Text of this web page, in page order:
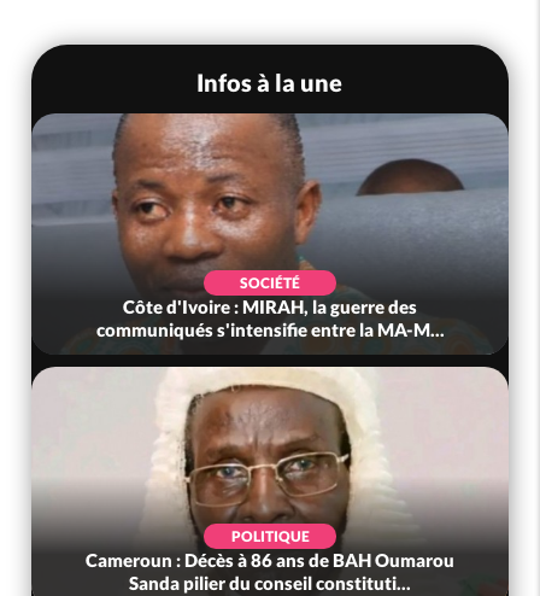
Infos à la une
SOCIÉTÉ
Côte d'Ivoire : MIRAH, la guerre des
communiqués s'intensifie entre la MA-M...
POLITIQUE
Cameroun : Décès à 86 ans de BAH Oumarou
Sanda pilier du conseil constituti...